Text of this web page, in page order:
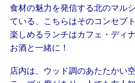
食材の魅力を発信する北のマル
ている、こちらはそのコンセプ
楽しめるランチはカフェ・ディ
お酒と一緒に！
店内は、ウッド調のあたたかい